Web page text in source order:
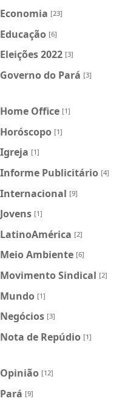
Economia [23]
Educação [6]
Eleições 2022 [3]
Governo do Pará [3]
Home Office [1]
Horóscopo [1]
Igreja [1]
Informe Publicitário [4]
Internacional [9]
Jovens [1]
LatinoAmérica [2]
Meio Ambiente [6]
Movimento Sindical [2]
Mundo [1]
Negócios [3]
Nota de Repúdio [1]
Opinião [12]
Pará [9]